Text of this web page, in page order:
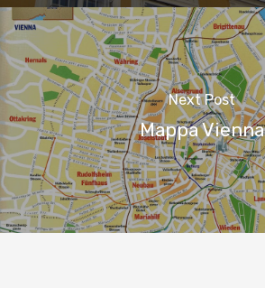
Next Post
Mappa Vienna